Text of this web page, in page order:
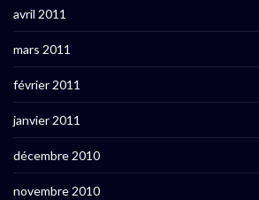
avril 2011
mars 2011
février 2011
janvier 2011
décembre 2010
novembre 2010